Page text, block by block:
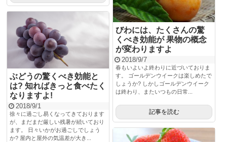
びわには、たくさんの驚
くべき効能が 果物の概念
が変わりますよ
2018/9/7
春もいよいよ終わりに近づいておりま
す。 ゴールデンウイークは楽しめたで
しょうか? しかしゴールデンウイーク
は終わり、またいつもの日常...
記事を読む
ぶどうの驚くべき効能と
は? 知ればきっと食べたく
なりますよ!
2018/9/1
徐々に過ごし易くなってきております
が、まだまだ厳しい残暑が続いており
ます。 日々いかがお過ごしでしょう
か? 屋内と屋外の気温差が大き...